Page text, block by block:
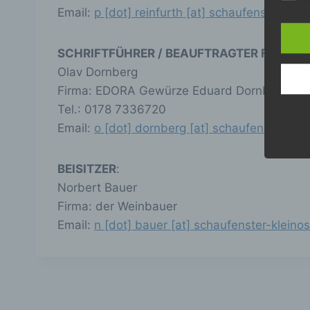
Email: p [dot] reinfurth [at] schaufenster-
SCHRIFTFÜHRER / BEAUFTRAGTER FÜR
Olav Dornberg
Firma: EDORA Gewürze Eduard Dornberg
Tel.: 0178 7336720
Email: o [dot] dornberg [at] schaufenster-
BEISITZER:
Norbert Bauer
Firma: der Weinbauer
Email: n [dot] bauer [at] schaufenster-
dies
Wir